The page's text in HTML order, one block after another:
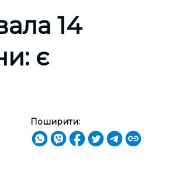
14
є
Поширити: